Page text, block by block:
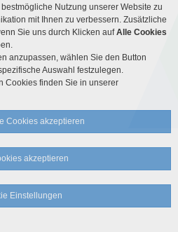
Sitemap
Nutzung unserer Website zu
mit Ihnen zu verbessern. Zusätzliche
Sie uns durch Klicken aufAlle Cookies
anzupassen, wählen Sie den Button
Auswahl festzulegen.
Cookies finden Sie in unserer
Cookies akzeptieren
akzeptieren
Einstellungen